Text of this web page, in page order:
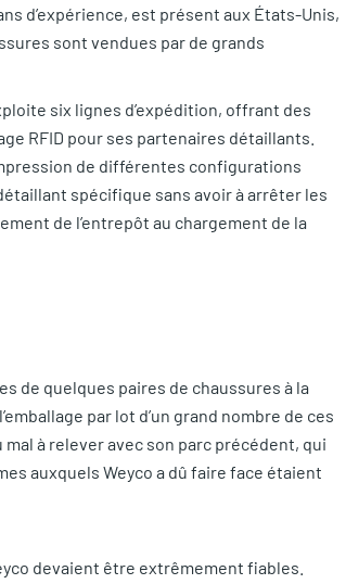
d’expérience, est présent aux États-Unis,
sont vendues par de grands
six lignes d’expédition, offrant des
RFID pour ses partenaires détaillants.
de différentes configurations
spécifique sans avoir à arrêter les
de l’entrepôt au chargement de la
de quelques paires de chaussures à la
par lot d’un grand nombre de ces
à relever avec son parc précédent, qui
auxquels Weyco a dû faire face étaient
devaient être extrêmement fiables.